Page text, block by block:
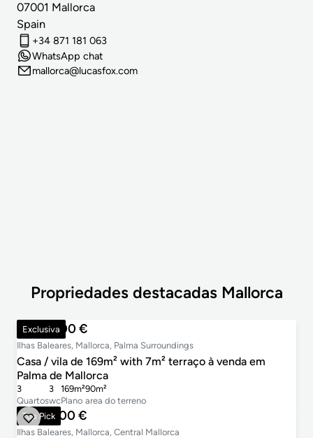
07001 Mallorca
Spain
+34 871 181 063
WhatsApp chat
mallorca@lucasfox.com
Propriedades destacadas Mallorca
Exclusiva
1.985.000 €
Ilhas Baleares, Mallorca, Palma Surroundings
Casa / vila de 169m² with 7m² terraço à venda em
Palma de Mallorca
Quartos
3
wc
3
Plano
169m²
area do terreno
90m²
Top Pick
1.997.000 €
Ilhas Baleares, Mallorca, Central Mallorca